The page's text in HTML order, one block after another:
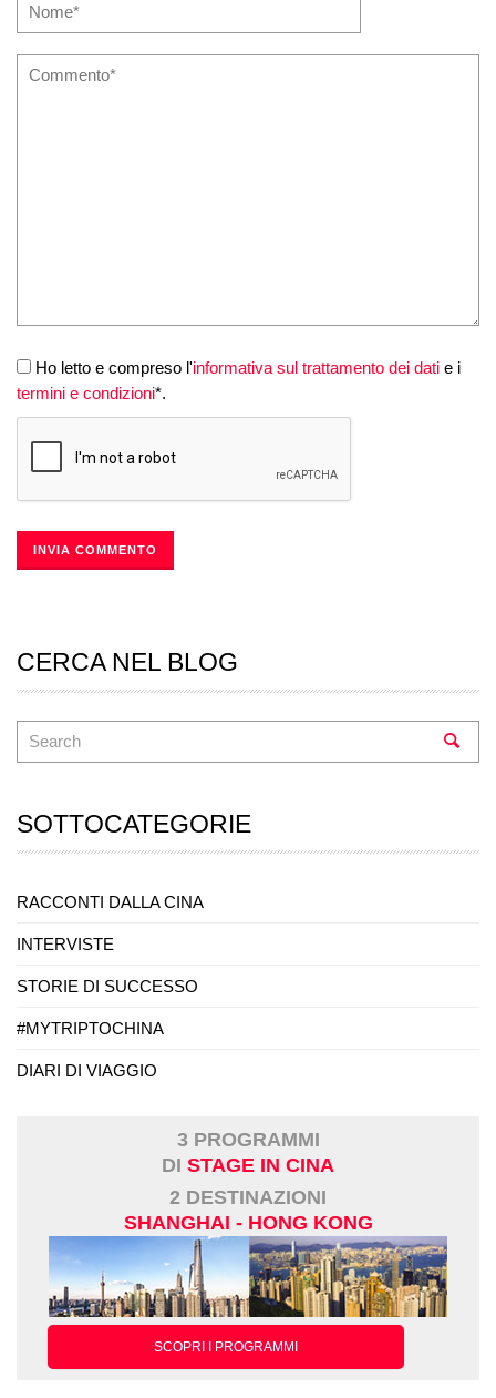
Ho letto e compreso l'informativa sul trattamento dei dati e i
termini e condizioni*.
CERCA NEL BLOG
SOTTOCATEGORIE
RACCONTI DALLA CINA
INTERVISTE
STORIE DI SUCCESSO
#MYTRIPTOCHINA
DIARI DI VIAGGIO
3 PROGRAMMI
DI STAGE IN CINA
2 DESTINAZIONI
SHANGHAI - HONG KONG
SCOPRI I PROGRAMMI